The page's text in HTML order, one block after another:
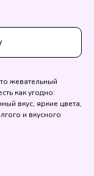
жевательный
как угодно:
вкус, яркие цвета,
и вкусного